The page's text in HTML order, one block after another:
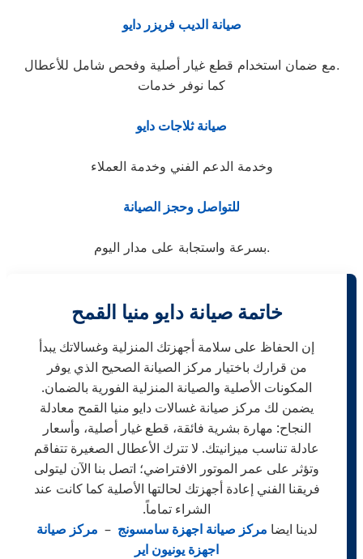
صيانة الديب فريزر دايو
مع ضمان استخدام قطع غيار أصلية وفحص شامل للأعطال.
كما نوفر خدمات
صيانة ثلاجات دايو
وخدمة الدعم الفني وخدمة العملاء
للتواصل وحجز الصيانة
بسرعة واستجابة على مدار اليوم.
خاتمة صيانة دايو منيا القمح
إن الحفاظ على سلامة أجهزتك المنزلية وغسالاتك يبدأ
من قرارك باختيار مركز الصيانة الصحيح الذي يوفر
المكونات الأصلية والصيانة المنزلية الفورية بالضمان.
يضمن لك مركز صيانة غسالات دايو منيا القمح معادلة
النجاح: مهارة بشرية فائقة، قطع غيار أصلية، وأسعار
عادلة تناسب ميزانيتك. لا تترك الأعطال الصغيرة تتفاقم
وتؤثر على عمر الموتور الافتراضي؛ اتصل بنا الآن ليتولى
فريقنا الفني إعادة أجهزتك لحالتها الأصلية كما كانت عند
الشراء تماماً.
لدينا ايضا مركز صيانة اجهزة سامسونج – مركز صيانة
اجهزة يونيون اير